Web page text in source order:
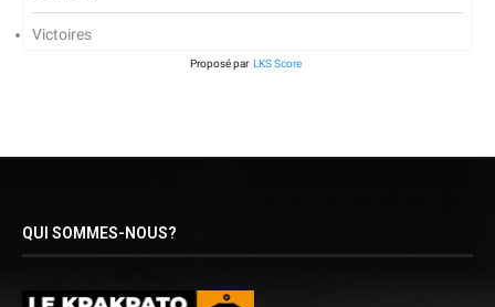
Victoires
Proposé par LKS Score
QUI SOMMES-NOUS?